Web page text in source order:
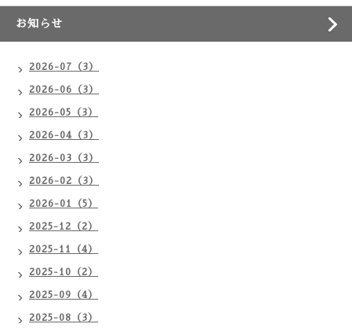
お知らせ
2026-07（3）
2026-06（3）
2026-05（3）
2026-04（3）
2026-03（3）
2026-02（3）
2026-01（5）
2025-12（2）
2025-11（4）
2025-10（2）
2025-09（4）
2025-08（3）